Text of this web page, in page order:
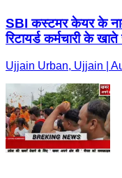
SBI कस्टमर केयर के नाम
रिटायर्ड कर्मचारी के
Ujjain Urban, Ujjain |